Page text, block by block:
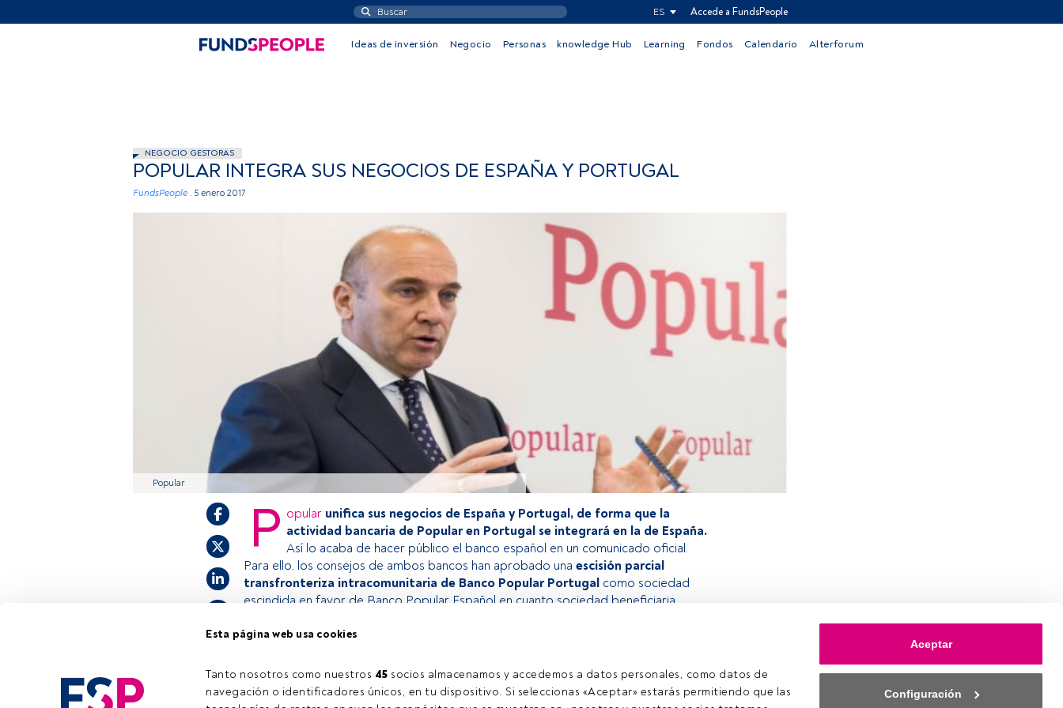
Esta página web usa cookies
Tanto nosotros como nuestros 45 socios almacenamos y accedemos a datos personales, como datos de
navegación o identificadores únicos, en tu dispositivo. Si seleccionas «Aceptar» estarás permitiendo que las
Aceptar
Configuración
ES Accede a FundsPeople
Ideas de inversión Negocio Personas knowledge Hub Learning Fondos Calendario Alterforum
NEGOCIO GESTORAS
POPULAR INTEGRA SUS NEGOCIOS DE ESPAÑA Y PORTUGAL
FundsPeople . 5 enero 2017
Popular
Tiempo lectura:
P opular unifica sus negocios de España y Portugal, de forma que la
actividad bancaria de Popular en Portugal se integrará en la de España.
Así lo acaba de hacer público el banco español en un comunicado oficial.
Para ello, los consejos de ambos bancos han aprobado una escisión parcial
transfronteriza intracomunitaria de Banco Popular Portugal como sociedad
escindida en favor de Banco Popular Español en cuanto sociedad beneficiaria.
estás registrado, accede desde el botón Login. Si aún no tienes cuenta, te
invitamos a registrarte y disfrutar de todo el universo que ofrece FundsPeople.